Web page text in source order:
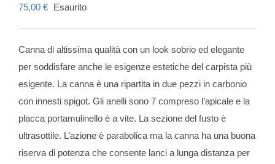
75,00 € Esaurito
Canna di altissima qualità con un look sobrio ed elegante
per soddisfare anche le esigenze estetiche del carpista più
esigente. La canna è una ripartita in due pezzi in carbonio
con innesti spigot. Gli anelli sono 7 compreso l’apicale e la
placca portamulinello è a vite. La sezione del fusto è
ultrasottile. L’azione è parabolica ma la canna ha una buona
riserva di potenza che consente lanci a lunga distanza per